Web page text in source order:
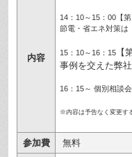
内容
14：10～15：00【第
節電・省エネ対策は
15：10～16：15【
事例を交えた弊
16：15～ 個別相談会
※内容は予告なく変更す
参加費 無料